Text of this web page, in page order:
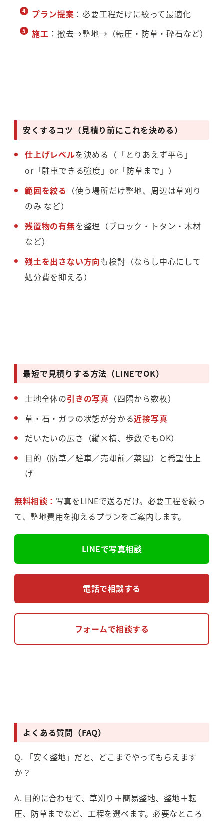
プラン提案 ：必要工程だけに絞って最適化
施工 ：撤去→整地→（転圧・防草・砕石など）
安くするコツ（見積り前にこれを決める）
仕上げレベルを決める（「とりあえず平ら」
or「駐車できる強度」or「防草まで」）
範囲を絞る （使う場所だけ整地、周辺は草刈り
のみ など）
残置物の有無を整理（ブロック・トタン・木材
など）
残土を出さない方向も検討（ならし中心にして
処分費を抑える）
最短で見積りする方法（LINEでOK）
土地全体の引きの写真 （四隅から数枚）
草・石・ガラの状態が分かる近接写真
だいたいの広さ（縦×横、歩数でもOK）
目的（防草／駐車／売却前／菜園）と希望仕上
げ
無料相談： 写真をLINEで送るだけ。必要工程を絞っ
て、整地費用を抑えるプランをご案内します。
LINEで写真相談
電話で相談する
フォームで相談する
よくある質問（FAQ）
Q. 「安く整地」だと、どこまでやってもらえます
か？
A. 目的に合わせて、草刈り＋簡易整地、整地＋転
圧、防草までなど、工程を選べます。必要なところ